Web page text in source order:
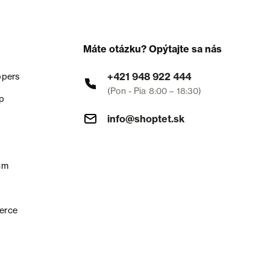
Máte otázku? Opýtajte sa nás
+421 948 922 444
(Pon - Pia 8:00 – 18:30)
info@shoptet.sk